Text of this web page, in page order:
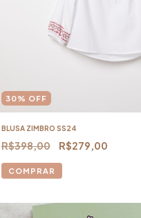
30% OFF
BLUSA ZIMBRO SS24
R$398,00 R$279,00
COMPRAR